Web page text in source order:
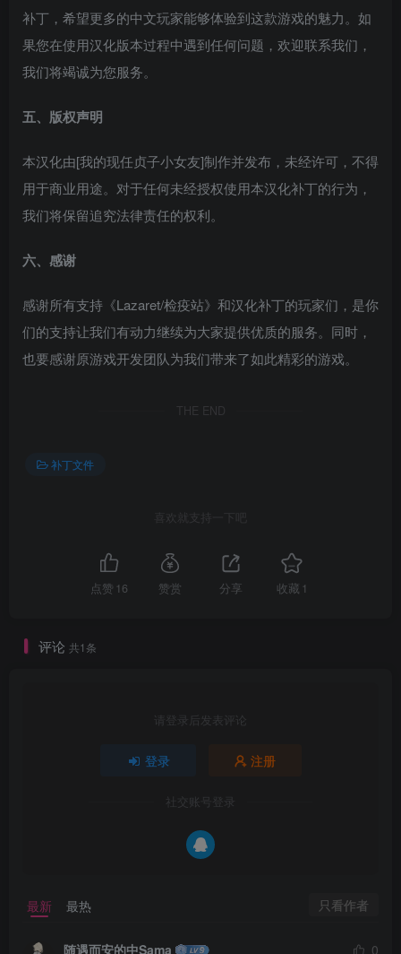
补丁，希望更多的中文玩家能够体验到这款游戏的魅力。如
果您在使用汉化版本过程中遇到任何问题，欢迎联系我们，
我们将竭诚为您服务。
五、版权声明
本汉化由[我的现任贞子小女友]制作并发布，未经许可，不得
用于商业用途。对于任何未经授权使用本汉化补丁的行为，
我们将保留追究法律责任的权利。
六、感谢
感谢所有支持《Lazaret/检疫站》和汉化补丁的玩家们，是你
们的支持让我们有动力继续为大家提供优质的服务。同时，
也要感谢原游戏开发团队为我们带来了如此精彩的游戏。
THE END
补丁文件
喜欢就支持一下吧
点赞 16 赞赏 分享 收藏 1
评论 共1条
请登录后发表评论
登录 注册
社交账号登录
最新 最热 只看作者
随遇而安的中Sama 0